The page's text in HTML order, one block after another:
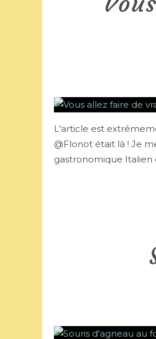
L'article est
@Flonot était là ! Je
gastronomique Italien